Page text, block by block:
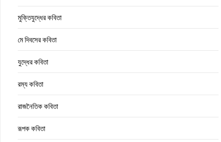
মুক্তিযুদ্ধের কবিতা
মে দিবসের কবিতা
যুদ্ধের কবিতা
রম্য কবিতা
রাজনৈতিক কবিতা
রূপক কবিতা